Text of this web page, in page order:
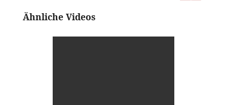
Ähnliche Videos